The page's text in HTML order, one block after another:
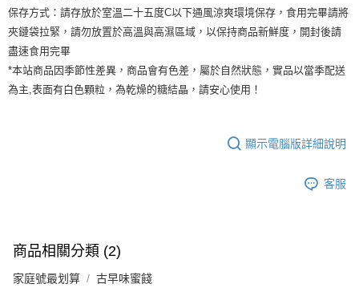
保存方式：請存放於室溫二十五度C以下通風涼爽環境保存，食用完畢請將
夾鏈袋拉緊，請勿放置於高溫與高濕區域，以保持商品新鮮度，開封後請
盡速食用完畢
*本站商品因季節性差異，商品會有色差，屬於自然狀態，實品以當季配送
為主,表面有白色顆粒，為乾燥的糖結晶，請安心使用！
顯示電腦版詳細說明
客服
商品相關分類 (2)
家庭號最划算 古早味蜜餞